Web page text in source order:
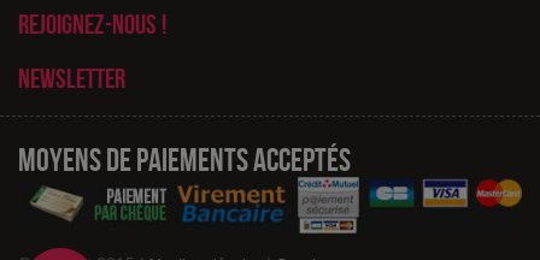
Rejoignez-nous !
Newsletter
Moyens de paiements acceptés